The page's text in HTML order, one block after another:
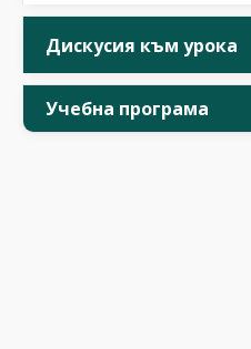
Дискусия към урока
Учебна програма